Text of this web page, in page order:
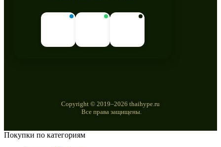
Copyright © 2019–2026 thaihype.ru
Все права защищены.
Покупки по категориям